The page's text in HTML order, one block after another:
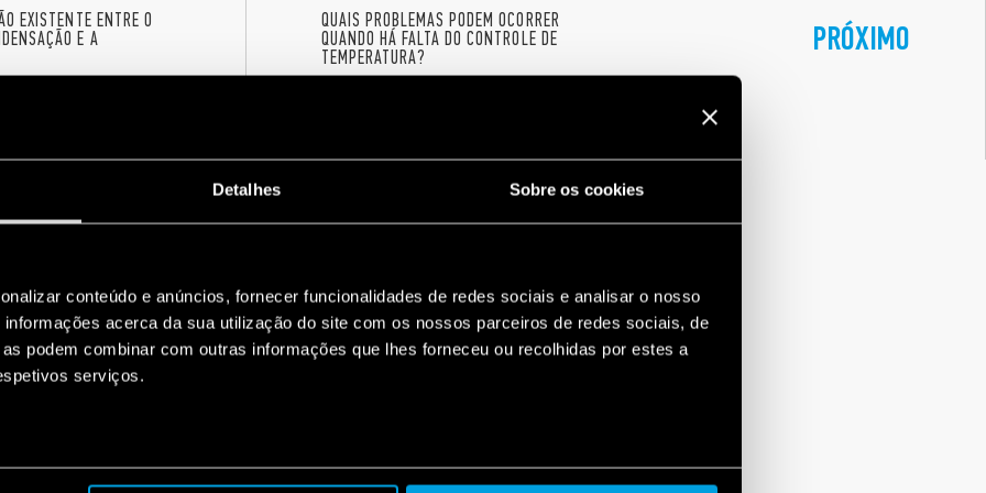
Detalhes Sobre os cookies
conteúdo e anúncios, fornecer funcionalidades de redes sociais e analisar o nosso
informações acerca da sua utilização do site com os nossos parceiros de redes sociais, de
podem combinar com outras informações que lhes forneceu ou recolhidas por estes a
serviços.
EXISTENTE ENTRE O
E A
PRÓXIMO
QUAIS PROBLEMAS PODEM OCORRER
QUANDO HÁ FALTA DO CONTROLE DE
TEMPERATURA?